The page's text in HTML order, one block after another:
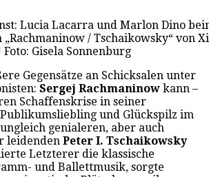
Lucia Lacarra und Marlon Dino
/ Tschaikowsky“ von
Gisela Sonnenburg
Gegensätze an Schicksalen unter
Sergej Rachmaninow kann –
Schaffenskrise in seiner
und Glückspilz im
genialeren, aber auch
leidenden Peter I. Tschaikowsky
Letzterer die klassische
und Ballettmusik, sorgte